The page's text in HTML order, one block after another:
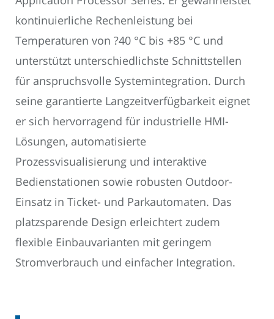
kontinuierliche Rechenleistung bei
Temperaturen von ?40 °C bis +85 °C und
unterstützt unterschiedlichste Schnittstellen
für anspruchsvolle Systemintegration. Durch
seine garantierte Langzeitverfügbarkeit eignet
er sich hervorragend für industrielle HMI-
Lösungen, automatisierte
Prozessvisualisierung und interaktive
Bedienstationen sowie robusten Outdoor-
Einsatz in Ticket- und Parkautomaten. Das
platzsparende Design erleichtert zudem
flexible Einbauvarianten mit geringem
Stromverbrauch und einfacher Integration.